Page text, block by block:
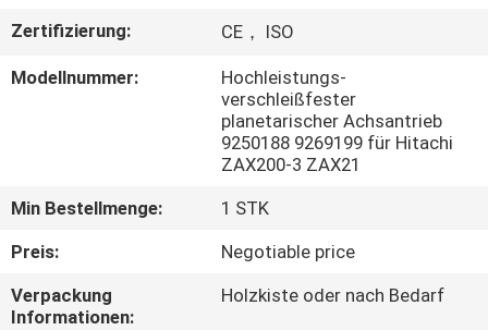
UNS
QUALITÄTSKONTROLLE
KONTAKT
Zertifizierung:
CE， ISO
Modellnummer:
Hochleistungs-
verschleißfester
planetarischer Achsantrieb
9250188 9269199 für Hitachi
ZAX200-3 ZAX21
Min Bestellmenge:
1 STK
Preis:
Negotiable price
Verpackung
Informationen:
Holzkiste oder nach Bedarf